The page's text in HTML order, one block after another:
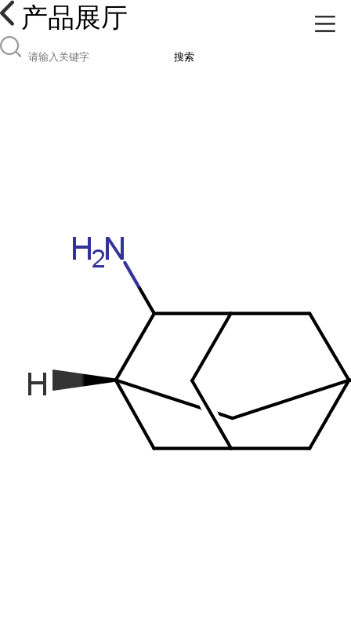
产品展厅
搜索